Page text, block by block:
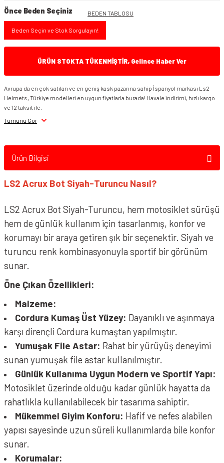
Önce Beden Seçiniz BEDEN TABLOSU
Beden Seçin ve Stok Sorgulayın!
ÜRÜN STOKTA TÜKENMİŞTİR, Gelince Haber Ver
Avrupa da en çok satılan ve en geniş kask pazarına sahip İspanyol markası Ls2
Helmets, Türkiye modelleri en uygun fiyatlarla burada! Havale indirimi, hızlı kargo
ve 12 taksit ile.
Tümünü Gör
Ürün Bilgisi
LS2 Acrux Bot Siyah-Turuncu Nasıl?
LS2 Acrux Bot Siyah-Turuncu, hem motosiklet sürüşü
hem de günlük kullanım için tasarlanmış, konfor ve
korumayı bir araya getiren şık bir seçenektir. Siyah ve
turuncu renk kombinasyonuyla sportif bir görünüm
sunar.
Öne Çıkan Özellikleri:
Malzeme:
Cordura Kumaş Üst Yüzey: Dayanıklı ve aşınmaya
karşı dirençli Cordura kumaştan yapılmıştır.
Yumuşak File Astar: Rahat bir yürüyüş deneyimi
sunan yumuşak file astar kullanılmıştır.
Günlük Kullanıma Uygun Modern ve Sportif Yapı:
Motosiklet üzerinde olduğu kadar günlük hayatta da
rahatlıkla kullanılabilecek bir tasarıma sahiptir.
Mükemmel Giyim Konforu: Hafif ve nefes alabilen
yapısı sayesinde uzun süreli kullanımlarda bile konfor
sunar.
Korumalar: